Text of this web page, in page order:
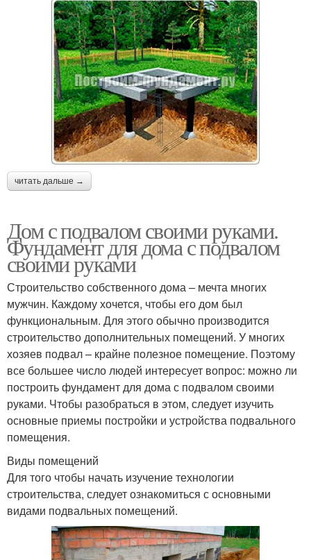
читать дальше →
Дом с подвалом своими руками.
Фундамент для дома с подвалом
своими руками
Строительство собственного дома – мечта многих
мужчин. Каждому хочется, чтобы его дом был
функциональным. Для этого обычно производится
строительство дополнительных помещений. У многих
хозяев подвал – крайне полезное помещение. Поэтому
все большее число людей интересует вопрос: можно ли
построить фундамент для дома с подвалом своими
руками. Чтобы разобраться в этом, следует изучить
основные приемы постройки и устройства подвального
помещения.
Виды помещений
Для того чтобы начать изучение технологии
строительства, следует ознакомиться с основными
видами подвальных помещений.